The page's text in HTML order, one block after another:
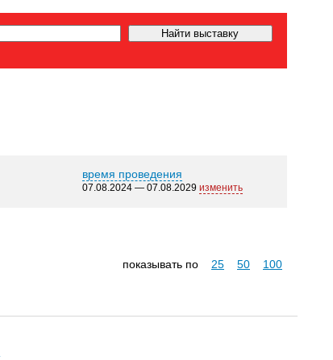
время проведения
07.08.2024 — 07.08.2029 изменить
показывать по 25 50 100